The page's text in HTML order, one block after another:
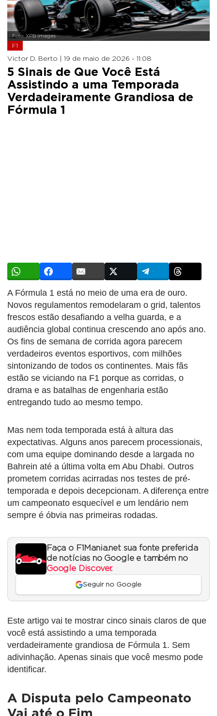
Foto: XPB Images
F1
Victor D. Berto | 19 de maio de 2026 - 11:08
5 Sinais de Que Você Está
Assistindo a uma Temporada
Verdadeiramente Grandiosa de
Fórmula 1
A Fórmula 1 está no meio de uma era de ouro.
Novos regulamentos remodelaram o grid, talentos
frescos estão desafiando a velha guarda, e a
audiência global continua crescendo ano após ano.
Os fins de semana de corrida agora parecem
verdadeiros eventos esportivos, com milhões
sintonizando de todos os continentes. Mais fãs
estão se viciando na F1 porque as corridas, o
drama e as batalhas de engenharia estão
entregando tudo ao mesmo tempo.
Mas nem toda temporada está à altura das
expectativas. Alguns anos parecem processionais,
com uma equipe dominando desde a largada no
Bahrein até a última volta em Abu Dhabi. Outros
prometem corridas acirradas nos testes de pré-
temporada e depois decepcionam. A diferença entre
um campeonato esquecível e um lendário nem
sempre é óbvia nas primeiras rodadas.
Faça o F1Mania.net sua fonte preferida
de notícias no Google e também no
Google Discover.
Seguir no Google
Este artigo vai te mostrar cinco sinais claros de que
você está assistindo a uma temporada
verdadeiramente grandiosa de Fórmula 1. Sem
adivinhação. Apenas sinais que você mesmo pode
identificar.
A Disputa pelo Campeonato